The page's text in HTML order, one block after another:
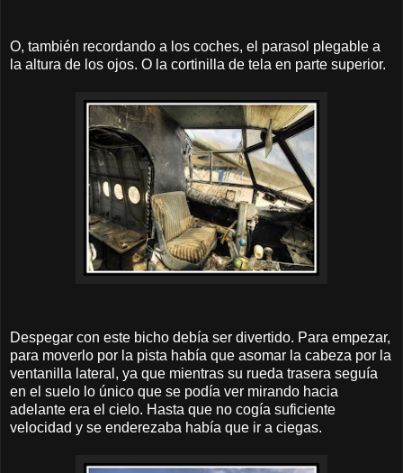
O, también recordando a los coches, el parasol plegable a
la altura de los ojos. O la cortinilla de tela en parte superior.
Despegar con este bicho debía ser divertido. Para empezar,
para moverlo por la pista había que asomar la cabeza por la
ventanilla lateral, ya que mientras su rueda trasera seguía
en el suelo lo único que se podía ver mirando hacia
adelante era el cielo. Hasta que no cogía suficiente
velocidad y se enderezaba había que ir a ciegas.